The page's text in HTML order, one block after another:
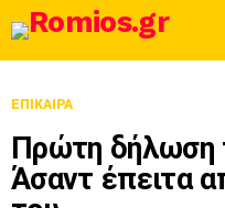
ΕΠΊΚΑΙΡΑ
Πρώτη δήλωση
Άσαντ έπειτα